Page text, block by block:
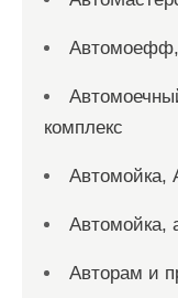
Автомоефф,
комплекс
Автомойка,
Автомойка,
Авторам и